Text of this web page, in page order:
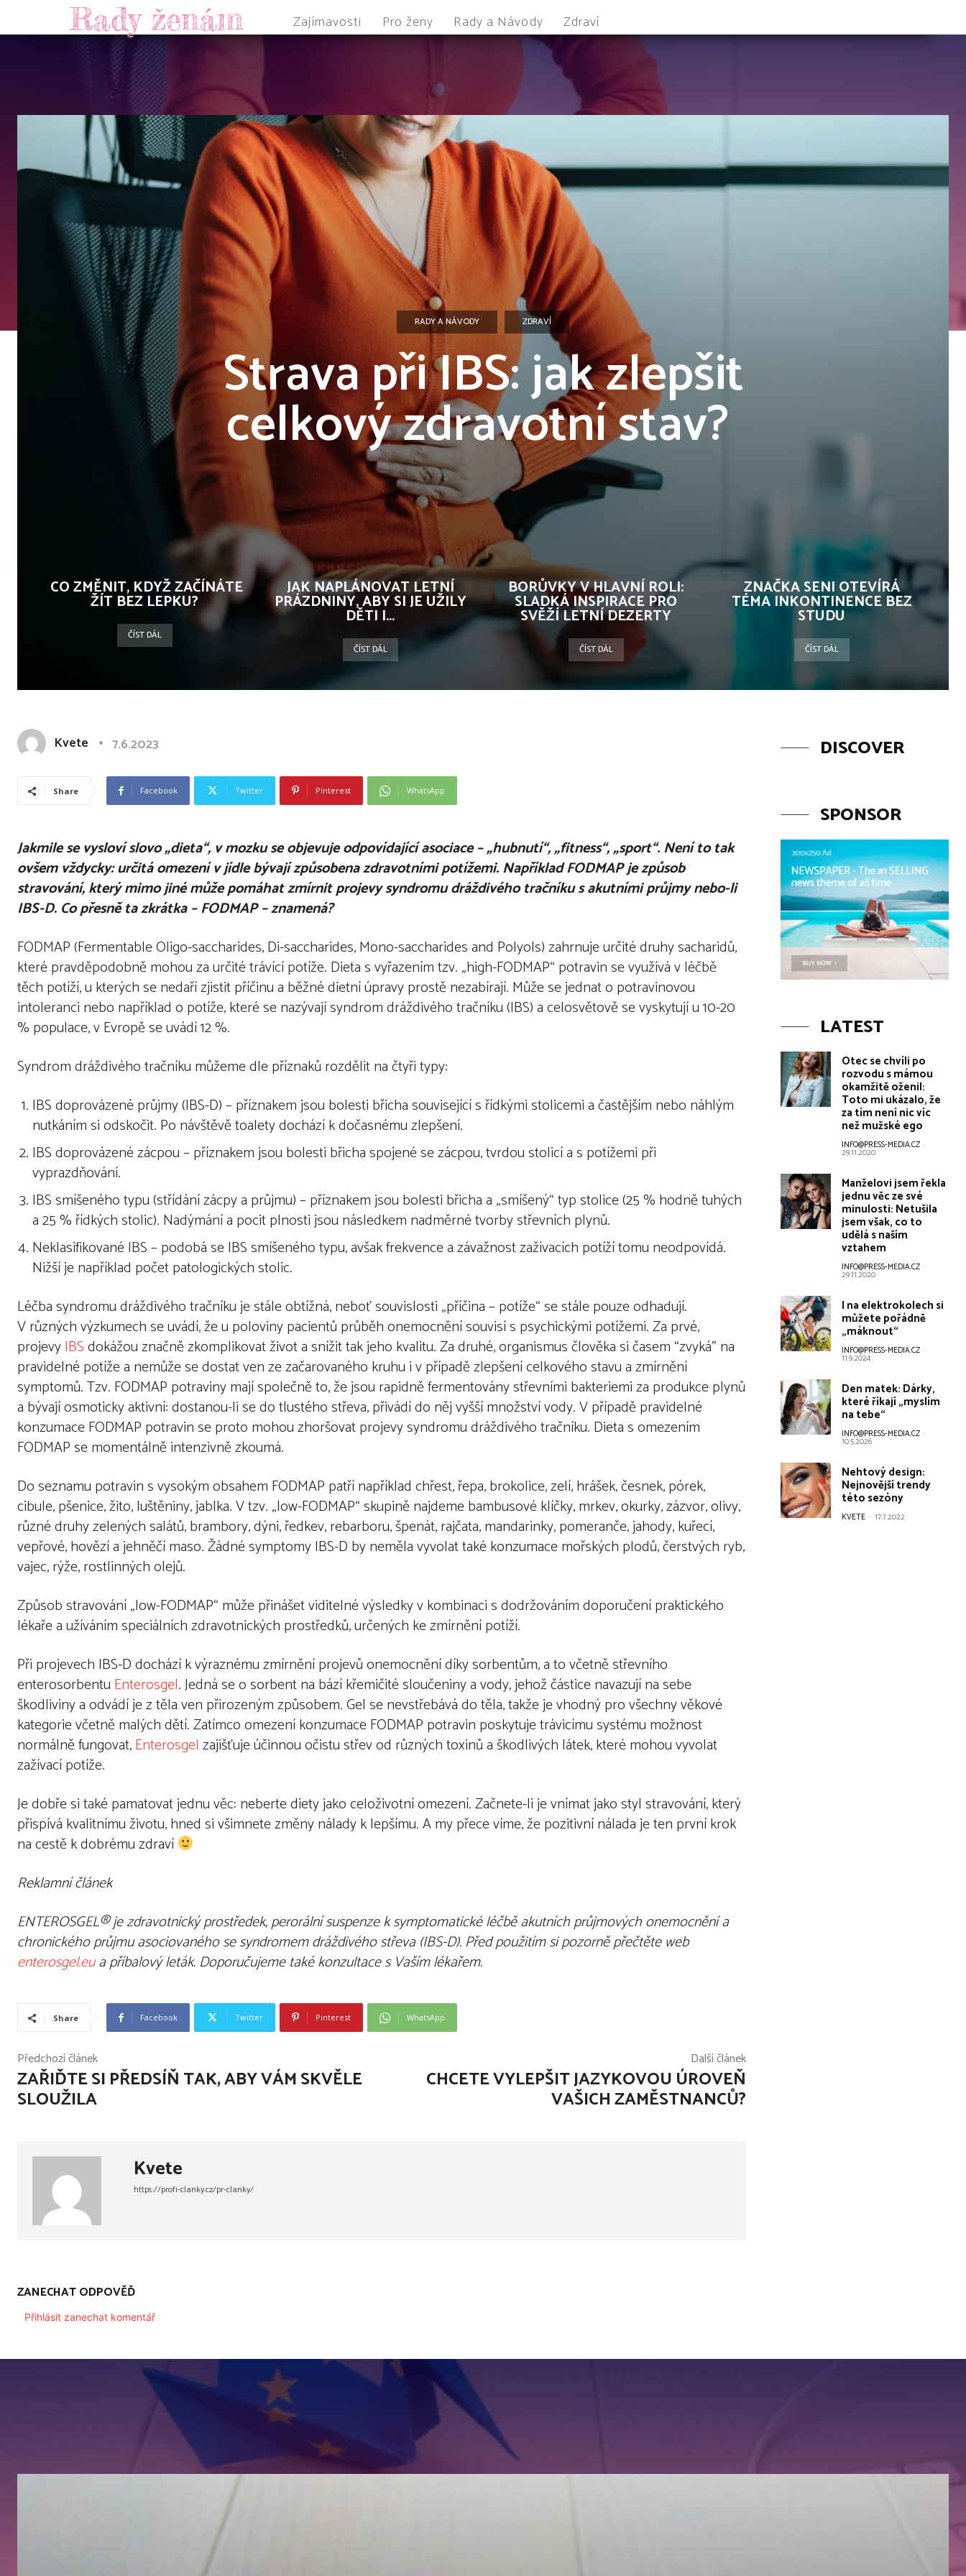
Rady ženám Zajímavosti Pro ženy Rady a Návody Zdraví
RADY A NÁVODY ZDRAVÍ
Strava při IBS: jak zlepšit
celkový zdravotní stav?
CO ZMĚNIT, KDYŽ ZAČÍNÁTE
ŽÍT BEZ LEPKU?
ČÍST DÁL
JAK NAPLÁNOVAT LETNÍ
PRÁZDNINY, ABY SI JE UŽILY
DĚTI I...
ČÍST DÁL
BORŮVKY V HLAVNÍ ROLI:
SLADKÁ INSPIRACE PRO
SVĚŽÍ LETNÍ DEZERTY
ČÍST DÁL
ZNAČKA SENI OTEVÍRÁ
TÉMA INKONTINENCE BEZ
STUDU
ČÍST DÁL
Kvete 7.6.2023
Share Facebook Twitter Pinterest WhatsApp
Jakmile se vysloví slovo „dieta“, v mozku se objevuje odpovídající asociace – „hubnutí“, „fitness“, „sport“. Není to tak
ovšem vždycky: určitá omezení v jídle bývají způsobena zdravotními potížemi. Například FODMAP je způsob
stravování, který mimo jiné může pomáhat zmírnit projevy syndromu dráždivého tračníku s akutními průjmy nebo-li
IBS-D. Co přesně ta zkrátka – FODMAP – znamená?
FODMAP (Fermentable Oligo-saccharides, Di-saccharides, Mono-saccharides and Polyols) zahrnuje určité druhy sacharidů,
které pravděpodobně mohou za určité trávící potíže. Dieta s vyřazením tzv. „high-FODMAP“ potravin se využívá v léčbě
těch potíží, u kterých se nedaří zjistit příčinu a běžné dietní úpravy prostě nezabírají. Může se jednat o potravinovou
intoleranci nebo například o potíže, které se nazývají syndrom dráždivého tračníku (IBS) a celosvětově se vyskytují u 10-20
% populace, v Evropě se uvádí 12 %.
Syndrom dráždivého tračníku můžeme dle příznaků rozdělit na čtyři typy:
IBS doprovázené průjmy (IBS-D) – příznakem jsou bolesti břicha související s řídkými stolicemi a častějším nebo náhlým
nutkáním si odskočit. Po návštěvě toalety dochází k dočasnému zlepšení.
IBS doprovázené zácpou – příznakem jsou bolesti břicha spojené se zácpou, tvrdou stolicí a s potížemi při
vyprazdňování.
IBS smíšeného typu (střídání zácpy a průjmu) – příznakem jsou bolesti břicha a „smíšený“ typ stolice (25 % hodně tuhých
a 25 % řídkých stolic). Nadýmání a pocit plnosti jsou následkem nadměrné tvorby střevních plynů.
Neklasifikované IBS – podobá se IBS smíšeného typu, avšak frekvence a závažnost zažívacích potíží tomu neodpovídá.
Nižší je například počet patologických stolic.
Léčba syndromu dráždivého tračníku je stále obtížná, neboť souvislosti „příčina – potíže“ se stále pouze odhadují.
V různých výzkumech se uvádí, že u poloviny pacientů průběh onemocnění souvisí s psychickými potížemi. Za prvé,
projevyIBSdokážou značně zkomplikovat život a snížit tak jeho kvalitu. Za druhé, organismus člověka si časem “zvyká” na
pravidelné potíže a nemůže se dostat ven ze začarovaného kruhu i v případě zlepšení celkového stavu a zmírnění
symptomů. Tzv. FODMAP potraviny mají společně to, že jsou rapidně fermentovány střevními bakteriemi za produkce plynů
a bývají osmoticky aktivní: dostanou-li se do tlustého střeva, přivádí do něj vyšší množství vody. V případě pravidelné
konzumace FODMAP potravin se proto mohou zhoršovat projevy syndromu dráždivého tračníku. Dieta s omezením
FODMAP se momentálně intenzivně zkoumá.
Do seznamu potravin s vysokým obsahem FODMAP patří například chřest, řepa, brokolice, zelí, hrášek, česnek, pórek,
cibule, pšenice, žito, luštěniny, jablka. V tzv. „low-FODMAP“ skupině najdeme bambusové klíčky, mrkev, okurky, zázvor, olivy,
různé druhy zelených salátů, brambory, dýni, ředkev, rebarboru, špenát, rajčata, mandarinky, pomeranče, jahody, kuřecí,
vepřové, hovězí a jehněčí maso. Žádné symptomy IBS-D by neměla vyvolat také konzumace mořských plodů, čerstvých ryb,
vajec, rýže, rostlinných olejů.
Způsob stravování „low-FODMAP“ může přinášet viditelné výsledky v kombinaci s dodržováním doporučení praktického
lékaře a užíváním speciálních zdravotnických prostředků, určených ke zmírnění potíží.
Při projevech IBS-D dochází k výraznému zmírnění projevů onemocnění díky sorbentům, a to včetně střevního
enterosorbentu Enterosgel. Jedná se o sorbent na bází křemičité sloučeniny a vody, jehož částice navazují na sebe
škodliviny a odvádí je z těla ven přirozeným způsobem. Gel se nevstřebává do těla, takže je vhodný pro všechny věkové
kategorie včetně malých dětí. Zatímco omezení konzumace FODMAP potravin poskytuje trávicímu systému možnost
normálně fungovat,Enterosgel zajišťuje účinnou očistu střev od různých toxinů a škodlivých látek, které mohou vyvolat
zažívací potíže.
Je dobře si také pamatovat jednu věc: neberte diety jako celoživotní omezení. Začnete-li je vnímat jako styl stravování, který
přispívá kvalitnímu životu, hned si všimnete změny nálady k lepšímu. A my přece víme, že pozitivní nálada je ten první krok
na cestě k dobrému zdraví
Reklamní článek
ENTEROSGEL® je zdravotnický prostředek, perorální suspenze k symptomatické léčbě akutních průjmových onemocnění a
chronického průjmu asociovaného se syndromem dráždivého střeva (IBS-D). Před použitím si pozorně přečtěte web
enterosgel.eua příbalový leták. Doporučujeme také konzultace s Vaším lékařem.
Share Facebook Twitter Pinterest WhatsApp
Předchozí článek
ZAŘIĎTE SI PŘEDSÍŇ TAK, ABY VÁM SKVĚLE
SLOUŽILA
Další článek
CHCETE VYLEPŠIT JAZYKOVOU ÚROVEŇ
VAŠICH ZAMĚSTNANCŮ?
Kvete
https://profi-clanky.cz/pr-clanky/
ZANECHAT ODPOVĚĎ
Přihlásit zanechat komentář
DISCOVER
SPONSOR
LATEST
Otec se chvíli po
rozvodu s mámou
okamžitě oženil:
Toto mi ukázalo, že
za tím není nic víc
než mužské ego
INFO@PRESS-MEDIA.CZ -
29.11.2020
Manželovi jsem řekla
jednu věc ze své
minulosti: Netušila
jsem však, co to
udělá s naším
vztahem
INFO@PRESS-MEDIA.CZ -
29.11.2020
I na elektrokolech si
můžete pořádně
„máknout“
INFO@PRESS-MEDIA.CZ -
11.9.2024
Den matek: Dárky,
které říkají „myslím
na tebe“
INFO@PRESS-MEDIA.CZ -
10.5.2026
Nehtový design:
Nejnovější trendy
této sezóny
KVETE - 17.7.2022